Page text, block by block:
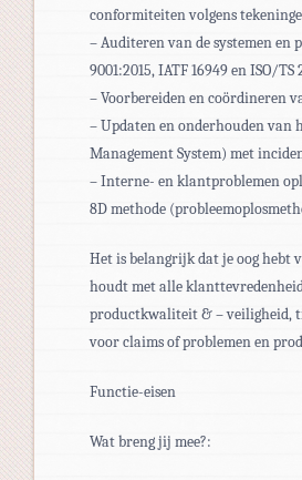
conformiteiten volgens
– Auditeren van de systemen en
9001:2015, IATF 16949 en ISO/TS
– Voorbereiden en coördineren
– Updaten en onderhouden van
Management System) met
– Interne- en klantproblemen
8D methode
Het is belangrijk dat je oog hebt
houdt met alle
productkwaliteit & – veiligheid,
voor claims of problemen en
Functie-eisen
Wat breng jij mee?: